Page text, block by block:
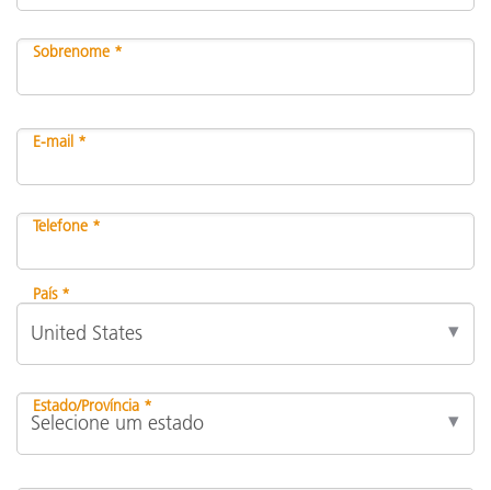
Sobrenome *
E-mail *
Telefone *
País *
Estado/Província *